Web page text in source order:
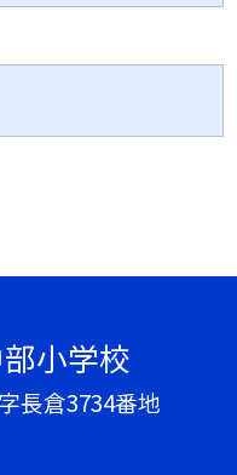
小学校
長倉3734番地